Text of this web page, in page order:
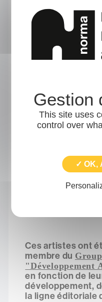
efficacité
garage autant
Dominique
énergie brut,
Ces artistes ont
membre du
"Développement
en fonction de
développement,
la ligne éditoriale
This site uses
control over
✓ OK,